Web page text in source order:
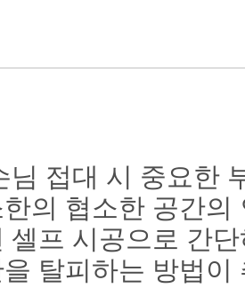
님 접대 시 중요한
의 협소한 공간의
셀프 시공으로 간
탈피하는 방법이